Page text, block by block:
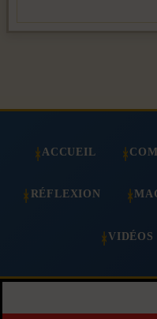
ACCUEIL
RÉFLEXION
VIDÉOS